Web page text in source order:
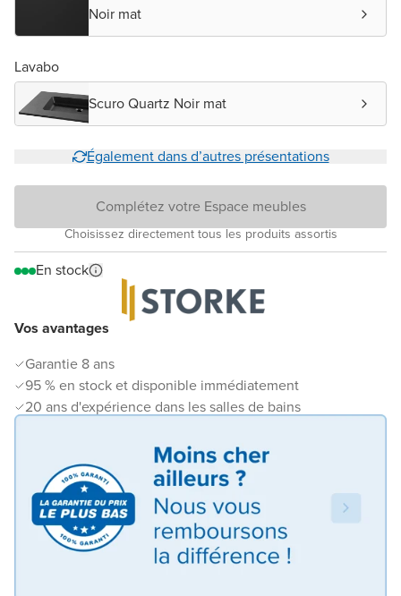
Vos avantages
Garantie 8 ans
95 % en stock et disponible immédiatement
20 ans d'expérience dans les salles de bains
Noir mat
Lavabo
Scuro Quartz Noir mat
Également dans d’autres présentations
Complétez votre Espace meubles
Choisissez directement tous les produits assortis
En stock